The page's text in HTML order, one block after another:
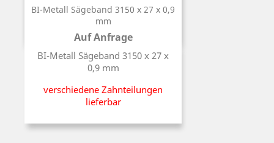
BI-Metall Sägeband 3150 x 27 x 0,9
mm
Auf Anfrage
Preis
BI-Metall Sägeband 3150 x 27 x
0,9 mm
verschiedene Zahnteilungen
lieferbar